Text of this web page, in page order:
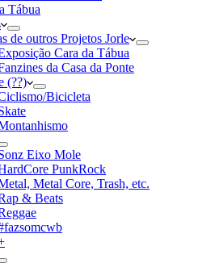
Tábua
de outros Projetos Jorle
Cara da Tábua
da Casa da Ponte
(??)
Bicicleta
Eixo Mole
PunkRock
Metal Core, Trash, etc.
& Beats